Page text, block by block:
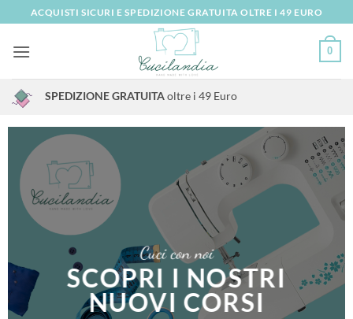
ai
contenuti
ACQUISTI SICURI E SPEDIZIONE GRATUITA OLTRE I 49 EURO
0
SPEDIZIONE GRATUITAoltre i 49 Euro
Cuci con noi
SCOPRI I NOSTRI
NUOVI CORSI